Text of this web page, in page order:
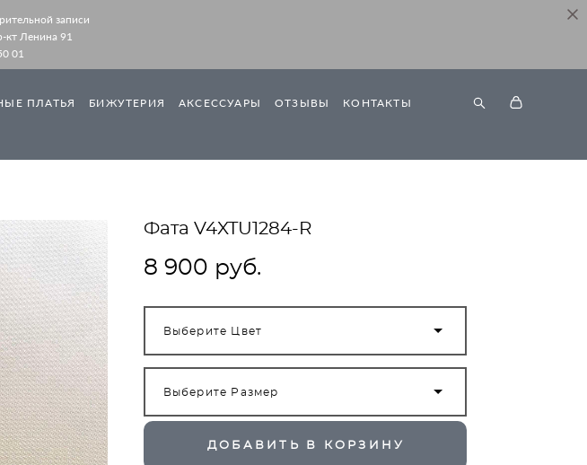
записи
кт Ленина 91
01
ПЛАТЬЯ БИЖУТЕРИЯ АКСЕССУАРЫ ОТЗЫВЫ
КОНТАКТЫ
Фата V4XTU1284-R
8 900 pуб.
Выберите Цвет
Выберите Размер
ДОБАВИТЬ В КОРЗИНУ